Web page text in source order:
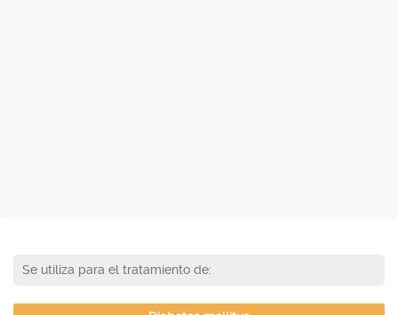
Se utiliza para el tratamiento de: